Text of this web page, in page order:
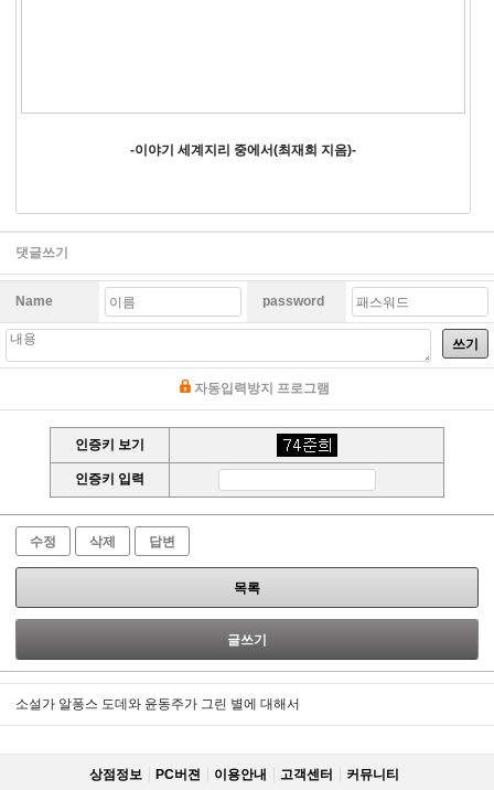
-이야기 세계지리 중에서(최재희 지음)-
댓글쓰기
Name password
쓰기
자동입력방지 프로그램
인증키 보기
인증키 입력
수정 삭제 답변
목록
글쓰기
소설가 알퐁스 도데와 윤동주가 그린 별에 대해서
상점정보 PC버젼 이용안내 고객센터 커뮤니티